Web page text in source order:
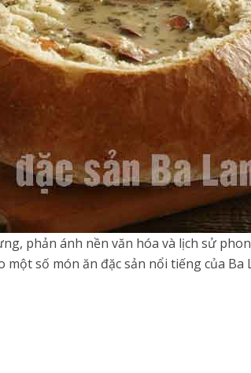
phản ánh nền văn hóa và lịch sử
một số món ăn đặc sản nổi tiếng của Ba